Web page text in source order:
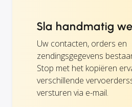
Sla handmatig
Uw contacten, orders en
zendingsgegevens
Stop met het kopiëren
verschillende
versturen via e-mail.